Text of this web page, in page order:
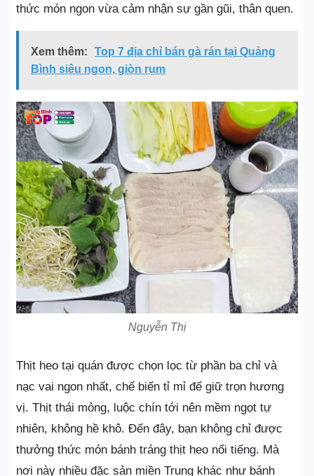
thức món ngon vừa cảm nhận sự gần gũi, thân quen.
Xem thêm:
Top 7 địa chỉ bán gà rán tại Quảng
Bình siêu ngon, giòn rụm
Nguyễn Thị
Thịt heo tại quán được chọn lọc từ phần ba chỉ và
nạc vai ngon nhất, chế biến tỉ mỉ để giữ trọn hương
vị. Thịt thái mỏng, luộc chín tới nên mềm ngọt tự
nhiên, không hề khô. Đến đây, bạn không chỉ được
thưởng thức món bánh tráng thịt heo nổi tiếng. Mà
nơi này nhiều đặc sản miền Trung khác như bánh